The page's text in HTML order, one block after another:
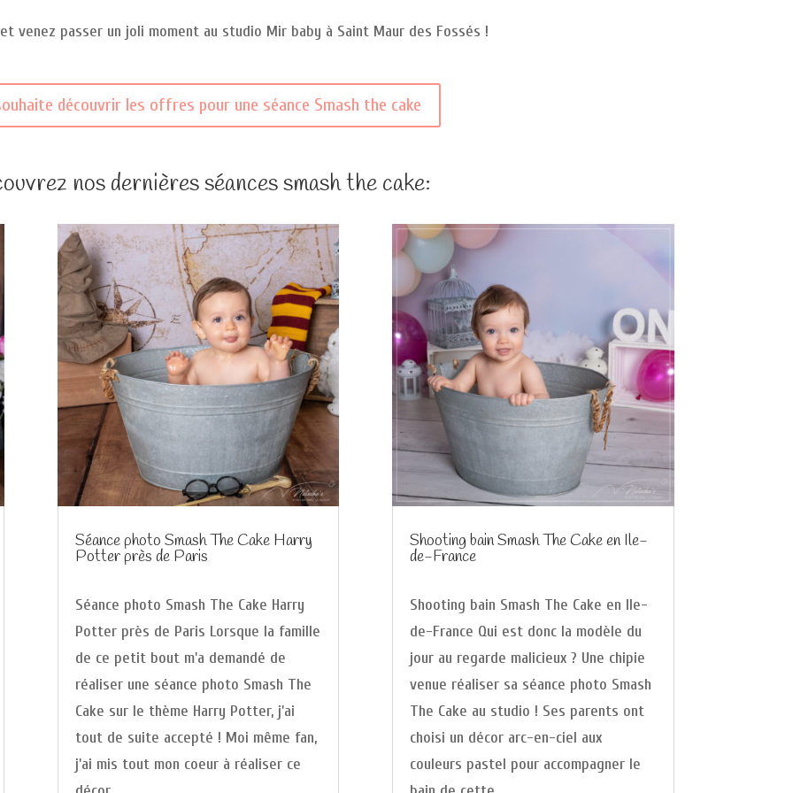
venez passer un joli moment au studio Mir baby à Saint Maur des Fossés !
découvrir les offres pour une séance Smash the cake
nos dernières séances smash the cake:
Séance photo Smash The Cake Harry
Potter près de Paris
Séance photo Smash The Cake Harry
Potter près de Paris Lorsque la famille
de ce petit bout m'a demandé de
réaliser une séance photo Smash The
Cake sur le thème Harry Potter, j'ai
tout de suite accepté ! Moi même fan,
j'ai mis tout mon coeur à réaliser ce
Shooting bain Smash The Cake en Ile-
de-France
Shooting bain Smash The Cake en Ile-
de-France Qui est donc la modèle du
jour au regarde malicieux ? Une chipie
venue réaliser sa séance photo Smash
The Cake au studio ! Ses parents ont
choisi un décor arc-en-ciel aux
couleurs pastel pour accompagner le